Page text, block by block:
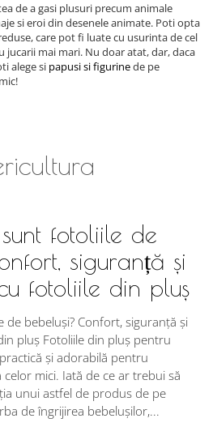
de a gasi plusuri precum animale
si eroi din desenele animate. Poti opta
care pot fi luate cu usurinta de cel
jucarii mai mari. Nu doar atat, dar, daca
alege si papusi si figurinede pe
fotoliile de
siguranță și
fotoliile din pluș
de bebeluși? Confort, siguranță și
pluș Fotoliile din pluș pentru
și adorabilă pentru
mici. Iată de ce ar trebui să
unui astfel de produs de pe
de îngrijirea bebelușilor,...